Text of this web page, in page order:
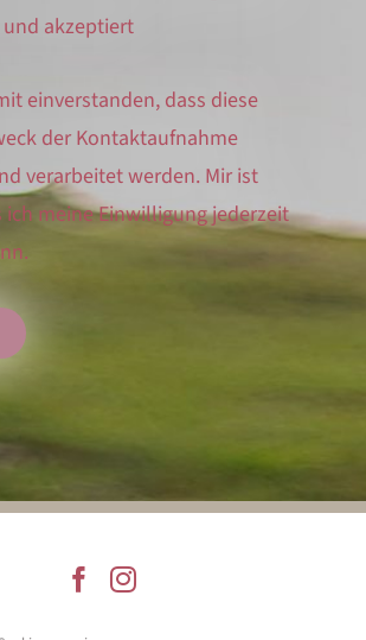
und akzeptiert
einverstanden, dass diese
der Kontaktaufnahme
verarbeitet werden. Mir ist
ich meine Einwilligung jederzeit